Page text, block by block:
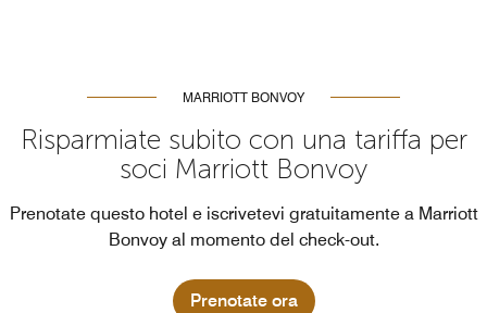
MARRIOTT BONVOY
Risparmiate subito con una tariffa per
soci Marriott Bonvoy
Prenotate questo hotel e iscrivetevi gratuitamente a Marriott
Bonvoy al momento del check-out.
Prenotate ora